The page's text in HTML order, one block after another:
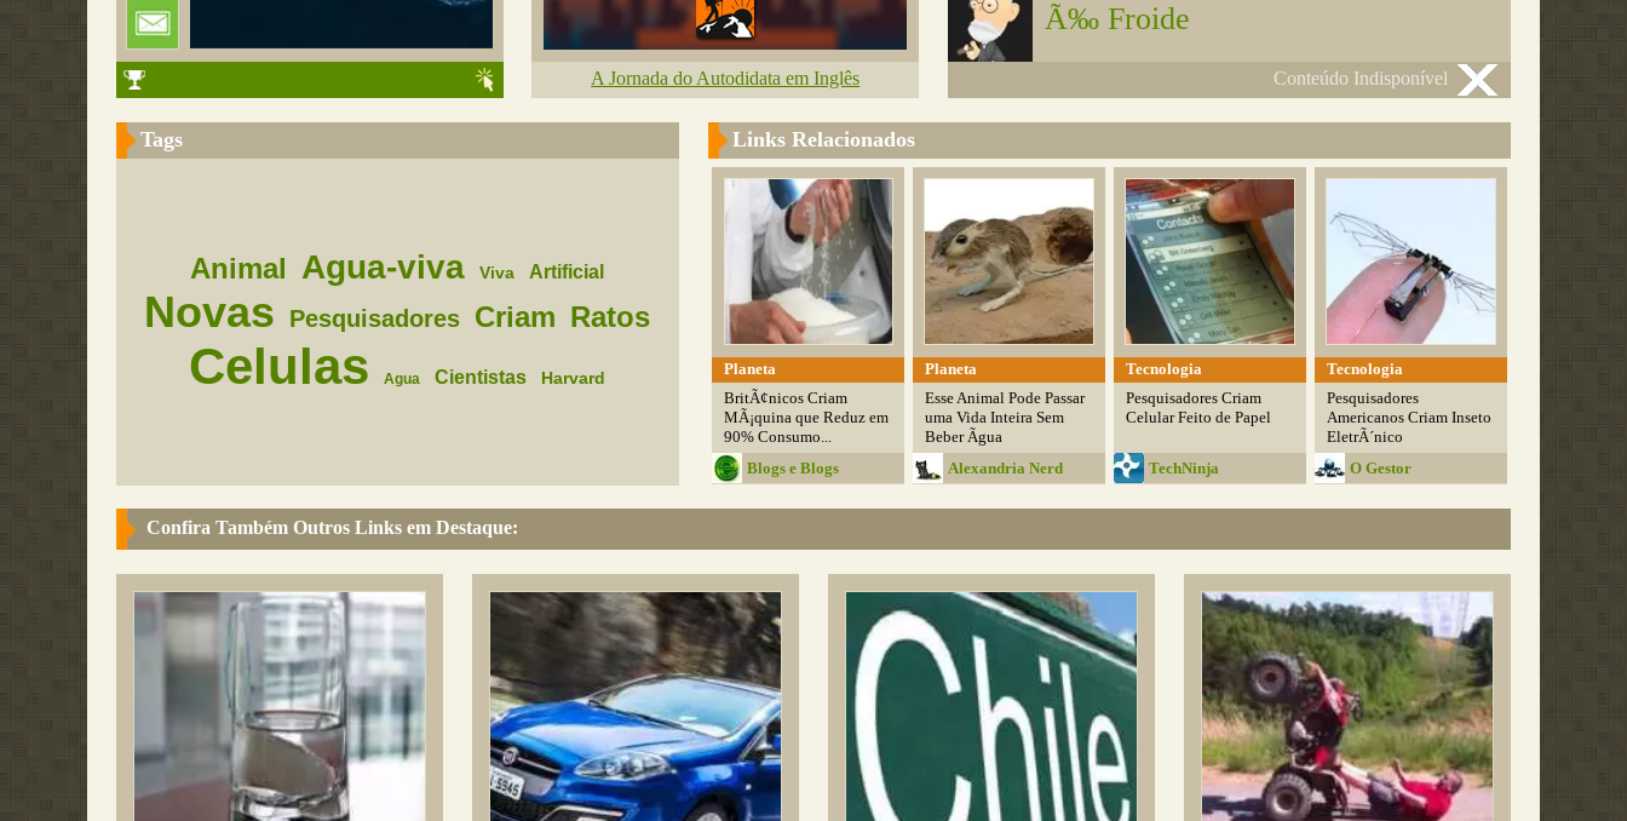
A Jornada do Autodidata em Inglês
Ã‰ Froide
Conteúdo Indisponível
Tags
Animal Agua-viva Viva Artificial
Novas Pesquisadores Criam Ratos
Celulas Agua Cientistas Harvard
Links Relacionados
Planeta
BritÃ¢nicos Criam
MÃ¡quina que Reduz em
90% Consumo...
Blogs e Blogs
Planeta
Esse Animal Pode Passar
uma Vida Inteira Sem
Beber Ãgua
Alexandria Nerd
Tecnologia
Pesquisadores Criam
Celular Feito de Papel
TechNinja
Tecnologia
Pesquisadores
Americanos Criam Inseto
EletrÃ´nico
O Gestor
Confira Também Outros Links em Destaque: